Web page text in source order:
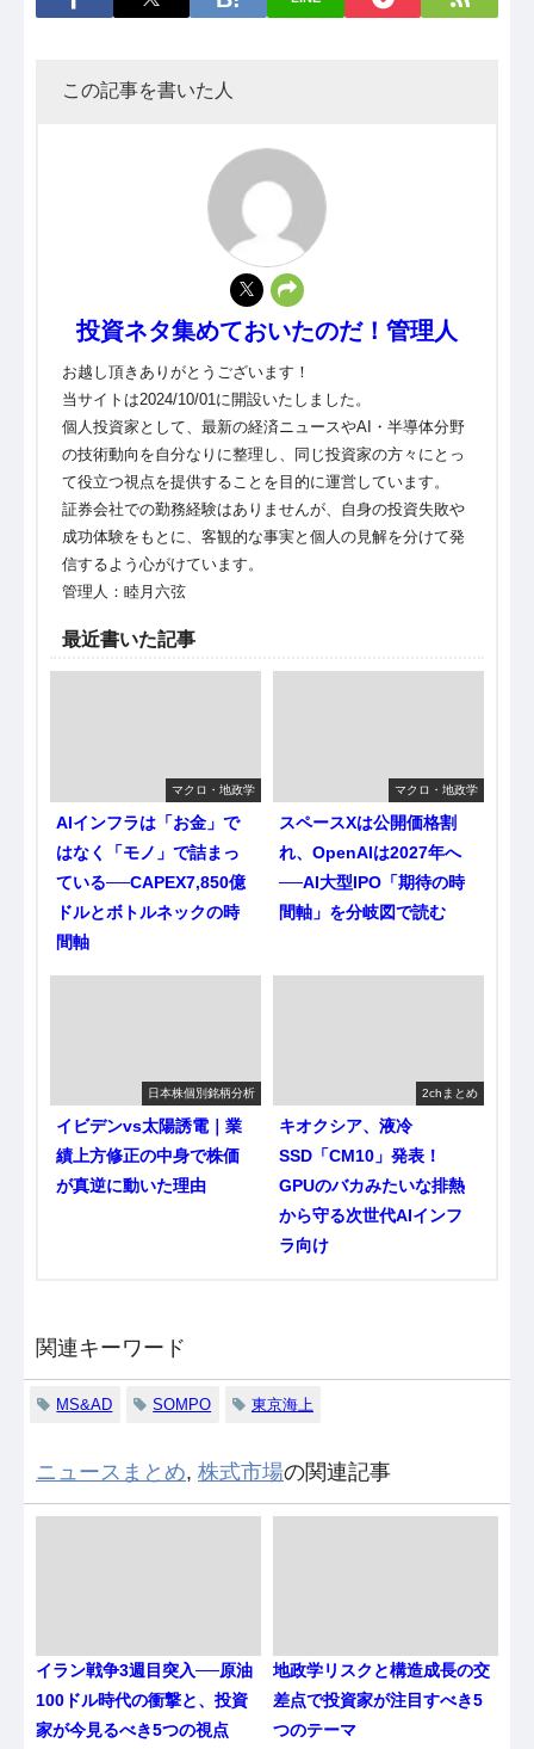
この記事を書いた人
投資ネタ集めておいたのだ！管理人
お越し頂きありがとうございます！
当サイトは2024/10/01に開設いたしました。
個人投資家として、最新の経済ニュースやAI・半導体分野
の技術動向を自分なりに整理し、同じ投資家の方々にとっ
て役立つ視点を提供することを目的に運営しています。
証券会社での勤務経験はありませんが、自身の投資失敗や
成功体験をもとに、客観的な事実と個人の見解を分けて発
信するよう心がけています。
管理人：睦月六弦
最近書いた記事
マクロ・地政学
AIインフラは「お金」で
はなく「モノ」で詰まっ
ている──CAPEX7,850億
ドルとボトルネックの時
間軸
マクロ・地政学
スペースXは公開価格割
れ、OpenAIは2027年へ
──AI大型IPO「期待の時
間軸」を分岐図で読む
日本株個別銘柄分析
イビデンvs太陽誘電｜業
績上方修正の中身で株価
が真逆に動いた理由
2chまとめ
キオクシア、液冷
SSD「CM10」発表！
GPUのバカみたいな排熱
から守る次世代AIインフ
ラ向け
関連キーワード
MS&AD SOMPO 東京海上
ニュースまとめ, 株式市場の関連記事
イラン戦争3週目突入──原油
100ドル時代の衝撃と、投資
家が今見るべき5つの視点
地政学リスクと構造成長の交
差点で投資家が注目すべき5
つのテーマ